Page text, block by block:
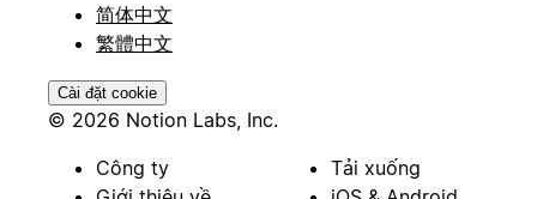
简体中文
繁體中文
Cài đặt cookie
© 2026 Notion Labs, Inc.
Công ty
Tải xuống